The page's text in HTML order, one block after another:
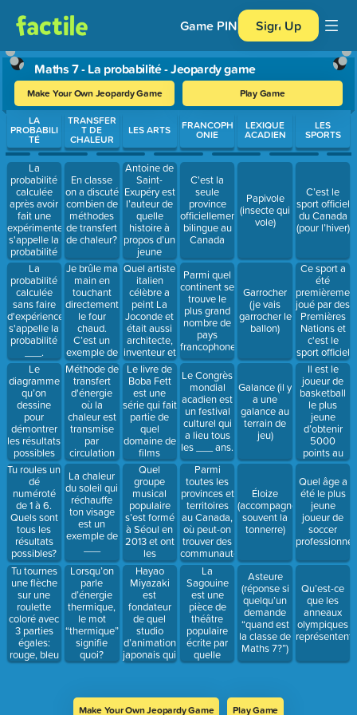
Game PIN Sign Up
Maths 7 - La probabilité - Jeopardy game
Make Your Own Jeopardy Game Play Game
Use arrow keys to move between questions. Press Enter or
LA
PROBABILI
TÉ
La
probabilité
calculée
après avoir
fait une
expérimente
s'appelle la
probabilité
____.
La
probabilité
calculée
sans faire
d'expérience,
s'appelle la
probabilité
___.
Le
diagramme
qu’on
dessine
pour
démontrer
les résultats
possibles
dans
certains
questions
de
probabilité.
Tu roules un
dé
numéroté
de 1 à 6.
Quels sont
tous les
résultats
possibles?
Tu tournes
une flèche
sur une
roulette
coloré avec
3 parties
égales:
rouge, bleu
et jaune.
TRANSFER
T DE
CHALEUR
En classe
on a discuté
combien de
méthodes
de transfert
de chaleur?
Je brûle ma
main en
touchant
directement
le four
chaud.
C’est un
exemple de
quelle
méthode de
transfert de
chaleur?
Méthode de
transfert
d'énergie
où la
chaleur est
transmise
par
circulation
de
particules,
dans liquide
ou gaz.
La chaleur
du soleil qui
réchauffe
ton visage
est un
exemple de
Lorsqu’on
parle
d’énergie
thermique,
le mot
“thermique”
signifie
quoi?
LES ARTS
Antoine de
Saint-
Exupéry est
l’auteur de
quelle
histoire à
propos d’un
jeune
visiteur de
planètes?
Quel artiste
italien
célèbre a
peint La
Joconde et
était aussi
architecte,
inventeur et
musicien?
Le livre de
Boba Fett
est une
série qui fait
partie de
quel
domaine de
films
populaire?
Quel
groupe
musical
populaire
s’est formé
à Séoul en
2013 et ont
les
chansons
“Dynamite”
et “Butter”?
Hayao
Miyazaki
est
fondateur
de quel
studio
d’animation
japonais qui
a créé des
Totoro et
FRANCOPH
ONIE
C'est la
seule
province
officiellement
bilingue au
Canada
Parmi quel
continent se
trouve le
plus grand
nombre de
pays
francophones?
Le Congrès
mondial
acadien est
un festival
culturel qui
a lieu tous
les ___ ans.
Parmi
toutes les
provinces et
territoires
au Canada,
où peut-on
trouver des
communautés
francophones?
La
Sagouine
est une
pièce de
théâtre
populaire
écrite par
quelle
auteure
Nouveau-
LEXIQUE
ACADIEN
Papivole
(insecte qui
vole)
Garrocher
(je vais
garrocher le
ballon)
Galance (il y
a une
galance au
terrain de
jeu)
Éloize
(accompagne
souvent la
tonnerre)
Asteure
(réponse si
quelqu’un
demande
“quand est
la classe de
Maths 7?”)
LES
SPORTS
C’est le
sport officiel
du Canada
(pour l’hiver)
Ce sport a
été
joué par des
Premières
Nations et
c'est le
sport officiel
d’été du
Canada.
Il est le
joueur de
basketball
le plus
jeune
d’obtenir
5000
points au
NBA
Quel âge a
été le plus
jeune
joueur de
soccer
Qu’est-ce
que les
anneaux
olympiques
représentent?
Make Your Own Jeopardy Game Play Game